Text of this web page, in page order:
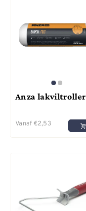
Anza lakviltroller
Vanaf €2,53